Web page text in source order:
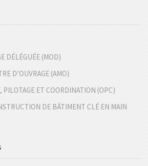
DÉLÉGUÉE (MOD)
D’OUVRAGE (AMO)
PILOTAGE ET COORDINATION (OPC)
DE BÂTIMENT CLÉ EN MAIN